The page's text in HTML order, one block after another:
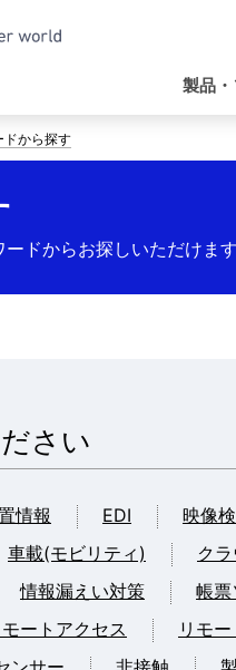
ビ
ゲ
ー
ョ
製品
ドから探す
ドからお探しいただけます
さい
情報 EDI 映像
車載(モビリティ) ク
情報漏えい対策 帳票
モートアクセス リモー